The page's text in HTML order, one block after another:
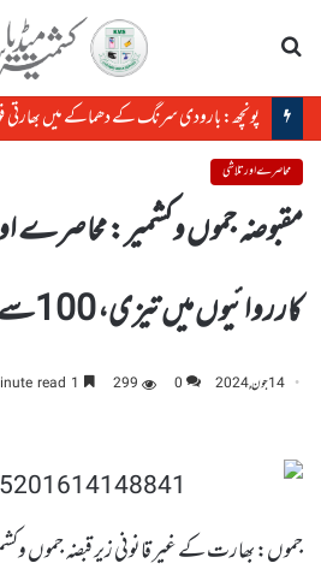
پونچھ: بارودی سرنگ کے دھماکے میں بھارتی فوج کے
محاصرے اور تلاشی
مقبوضہ جموں وکشمیر : محاصرے
کارروائیوں میں تیزی، 100سے زائد افراد گرفتار
14 جون, 2024 0
299
جموں: بھارت کے غیر قانونی زیر قبضہ جموں